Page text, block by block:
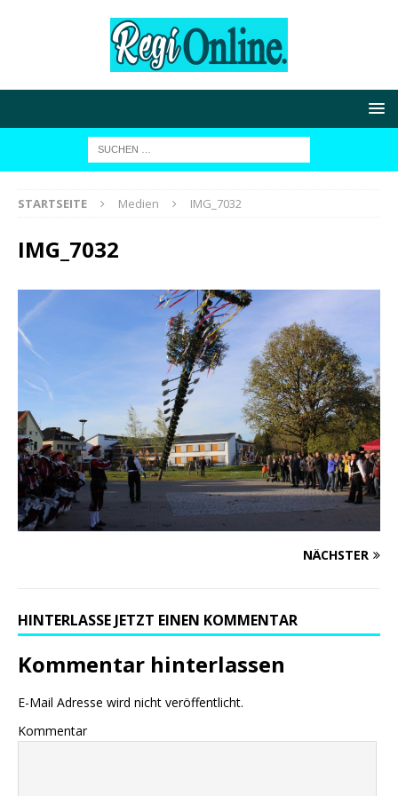
STARTSEITE Medien IMG_7032
IMG_7032
NÄCHSTER
HINTERLASSE JETZT EINEN KOMMENTAR
Kommentar hinterlassen
E-Mail Adresse wird nicht veröffentlicht.
Kommentar